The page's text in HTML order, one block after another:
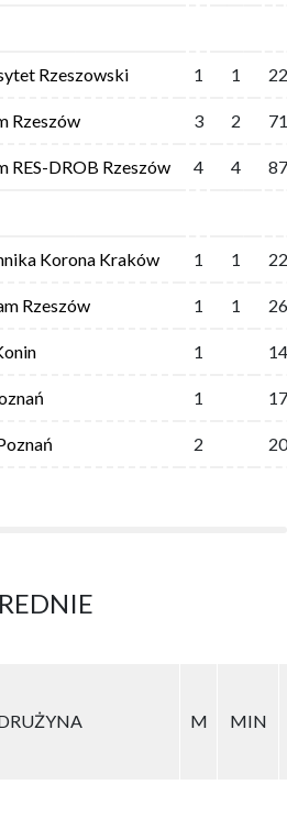
Rzeszowski 1 1
Rzeszów 3 2
RES-DROB Rzeszów 4 4
Korona Kraków 1 1
Rzeszów 1 1
1
1
2
Rzeszowski 1 1
Rzeszów 3 2
RES-DROB Rzeszów 4 4
Korona Kraków 1 1
Rzeszów 1 1
1
1
2
M MIN
M MIN